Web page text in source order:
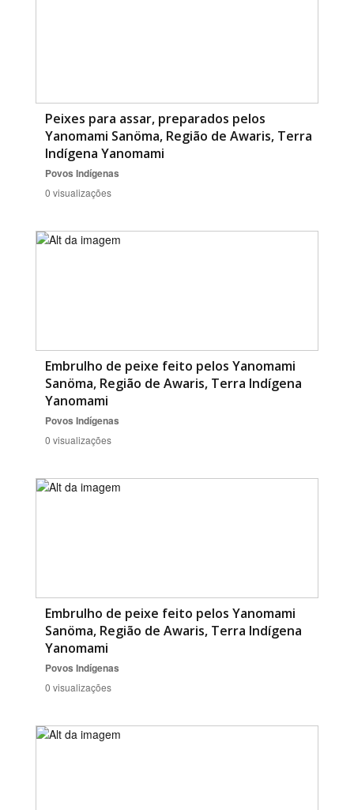
Peixes para assar, preparados pelos
Yanomami Sanöma, Região de Awaris, Terra
Indígena Yanomami
Povos Indígenas
0 visualizações
Embrulho de peixe feito pelos Yanomami
Sanöma, Região de Awaris, Terra Indígena
Yanomami
Povos Indígenas
0 visualizações
Embrulho de peixe feito pelos Yanomami
Sanöma, Região de Awaris, Terra Indígena
Yanomami
Povos Indígenas
0 visualizações